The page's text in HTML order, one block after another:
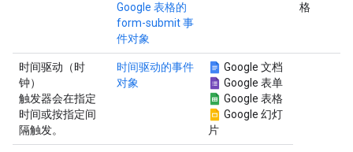
Google 表格的
form-submit 事
件对象
格
时间驱动（时
钟）
触发器会在指定
时间或按指定间
隔触发。
时间驱动的事件
对象
Google 文档
Google 表单
Google 表格
Google 幻灯
片